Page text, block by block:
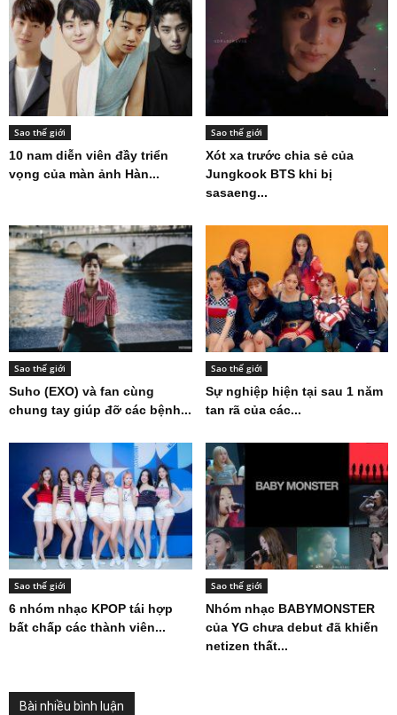
Sao thế giới
10 nam diễn viên đầy triển
vọng của màn ảnh Hàn...
Sao thế giới
Xót xa trước chia sẻ của
Jungkook BTS khi bị
sasaeng...
Sao thế giới
Suho (EXO) và fan cùng
chung tay giúp đỡ các bệnh...
Sao thế giới
Sự nghiệp hiện tại sau 1 năm
tan rã của các...
Sao thế giới
6 nhóm nhạc KPOP tái hợp
bất chấp các thành viên...
Sao thế giới
Nhóm nhạc BABYMONSTER
của YG chưa debut đã khiến
netizen thất...
Bài nhiều bình luận